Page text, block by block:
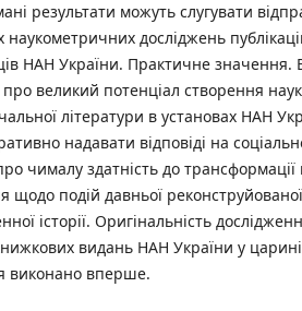
результати можуть слугувати
досліджень
НАН України. Практичне значення.
про великий потенціал створення
літератури в установах НАН
надавати відповіді на
чималу здатність до трансформації
щодо подій давньої
історії. Оригінальність
видань НАН України у царині
виконано вперше.